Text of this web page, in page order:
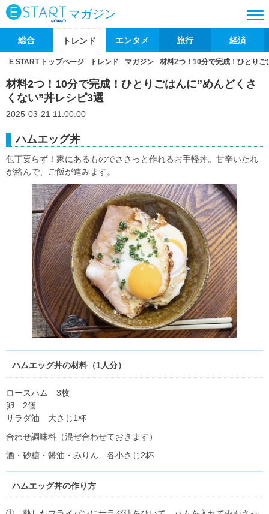
マガジン
総合 トレンド エンタメ 旅行 経済
E START トップページ トレンド マガジン 材料2つ！10分で完成！ひとり
材料2つ！10分で完成！ひとりごはんに”めんどくさ
くない”丼レシピ3選
2025-03-21 11:00:00
ハムエッグ丼
包丁要らず！家にあるものでささっと作れるお手軽丼。甘辛いたれ
が絡んで、ご飯が進みます。
ハムエッグ丼の材料（1人分）
ロースハム 3枚
卵 2個
サラダ油 大さじ1杯
合わせ調味料（混ぜ合わせておきます）
酒・砂糖・醤油・みりん 各小さじ2杯
ハムエッグ丼の作り方